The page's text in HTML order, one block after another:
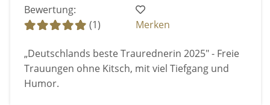
Bewertung:
(1)
Merken
„Deutschlands beste Traurednerin 2025" - Freie
Trauungen ohne Kitsch, mit viel Tiefgang und
Humor.